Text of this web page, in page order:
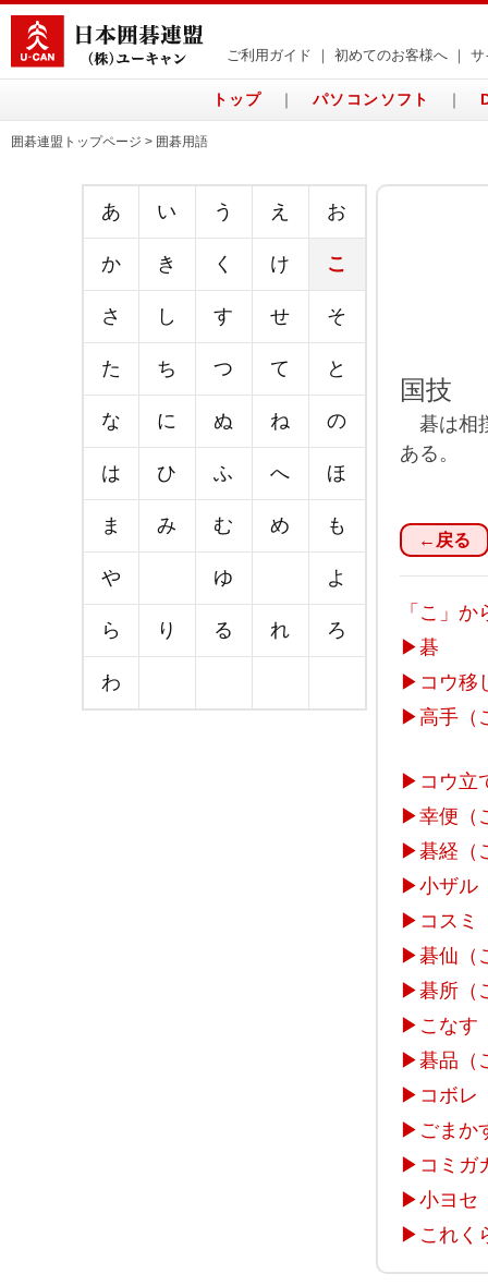
ご利用ガイド 初めてのお客様へ サ
トップ ｜ パソコンソフト ｜
囲碁連盟トップページ > 囲碁用語
あ い う え お
か き く け こ
さ し す せ そ
た ち つ て と
な に ぬ ね の
は ひ ふ へ ほ
ま み む め も
や ゆ よ
ら り る れ ろ
わ
国技
碁は相
ある。
←戻る
「こ」
▶碁
▶ コウ移
▶高手（
▶ コウ立
▶幸便（
▶碁経（
▶小ザル
▶ コスミ
▶碁仙（
▶碁所（
▶ こなす
▶碁品（
▶ コボレ
▶ ごまか
▶ コミガ
▶小ヨセ
▶ これく